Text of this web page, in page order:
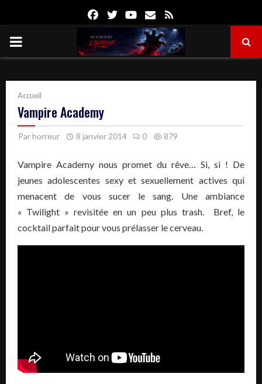
FacebookTwitterYoutube
Email
PRIMARY
Accueil
Vampire Academy
Parhorreur 8 janvier 2014 0 879
Vampire Academy nous promet du rêve… Si, si ! De
jeunes adolescentes sexy et sexuellement actives qui
menacent de vous sucer le sang. Une ambiance
« Twilight » revisitée en un peu plus trash. Bref, le
cocktail parfait pour vous prélasser le cerveau.